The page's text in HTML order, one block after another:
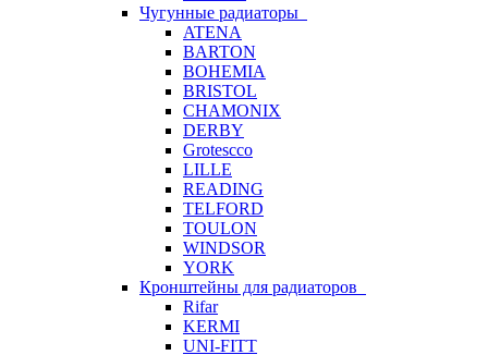
Чугунные радиаторы
ATENA
BARTON
BOHEMIA
BRISTOL
CHAMONIX
DERBY
Grotescco
LILLE
READING
TELFORD
TOULON
WINDSOR
YORK
Кронштейны для радиаторов
Rifar
KERMI
UNI-FITT